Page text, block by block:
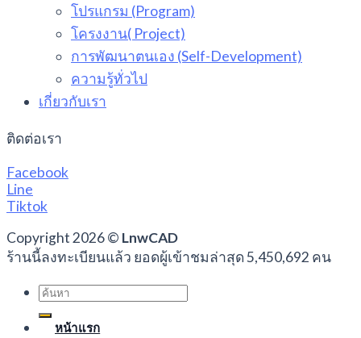
โปรแกรม (Program)
โครงงาน( Project)
การพัฒนาตนเอง (Self-Development)
ความรู้ทั่วไป
เกี่ยวกับเรา
ติดต่อเรา
Facebook
Line
Tiktok
Copyright 2026 © LnwCAD
ร้านนี้ลงทะเบียนแล้ว ยอดผู้เข้าชมล่าสุด 5,450,692 คน
Search
for:
หน้าแรก